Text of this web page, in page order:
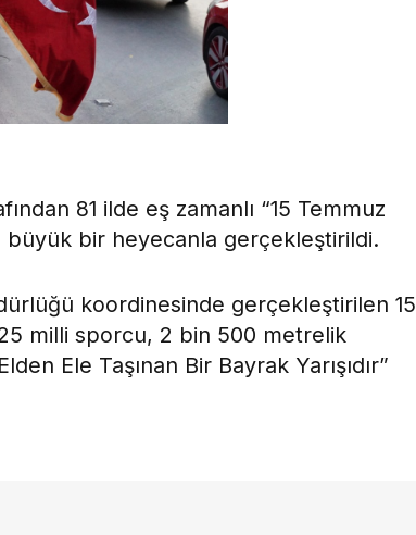
81 ilde eş zamanlı “15 Temmuz
büyük bir heyecanla gerçekleştirildi.
koordinesinde gerçekleştirilen 15
milli sporcu, 2 bin 500 metrelik
Ele Taşınan Bir Bayrak Yarışıdır”